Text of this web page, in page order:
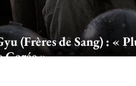
(Frères de Sang) : «
Corée »